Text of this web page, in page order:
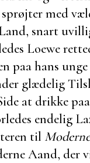
sprøjter med
snart
Loewe
paa hans
glædelig
at drikke
endelig
til
Aand, der